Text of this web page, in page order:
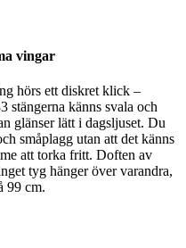
vingar
hörs ett diskret klick –
stängerna känns svala och
glänser lätt i dagsljuset. Du
småplagg utan att det känns
att torka fritt. Doften av
tyg hänger över varandra,
99 cm.